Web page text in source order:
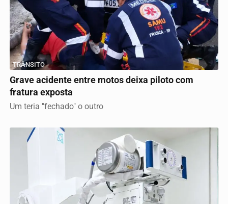
TRÂNSITO
Grave acidente entre motos deixa piloto com
fratura exposta
Um teria "fechado" o outro